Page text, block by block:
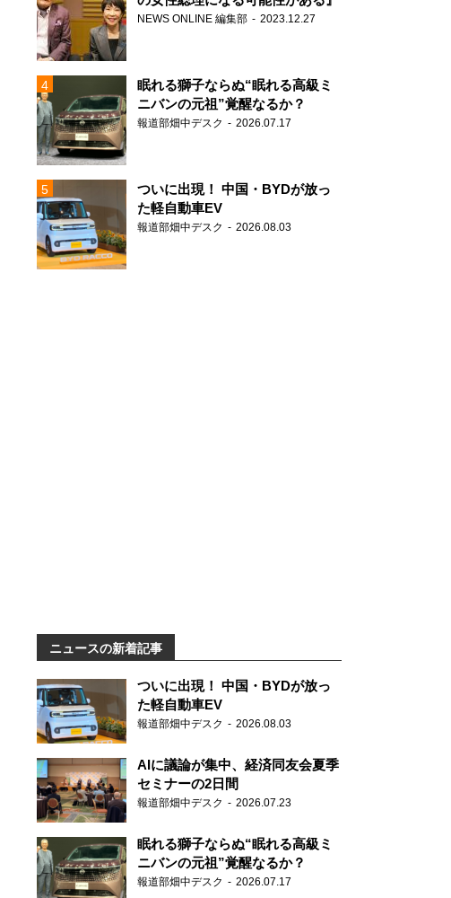
NEWS ONLINE 編集部 2023.12.27
眠れる獅子ならぬ“眠れる高級ミ
ニバンの元祖”覚醒なるか？
報道部畑中デスク 2026.07.17
ついに出現！ 中国・BYDが放っ
た軽自動車EV
報道部畑中デスク 2026.08.03
ニュースの新着記事
ついに出現！ 中国・BYDが放っ
た軽自動車EV
報道部畑中デスク 2026.08.03
AIに議論が集中、経済同友会夏季
セミナーの2日間
報道部畑中デスク 2026.07.23
眠れる獅子ならぬ“眠れる高級ミ
ニバンの元祖”覚醒なるか？
報道部畑中デスク 2026.07.17